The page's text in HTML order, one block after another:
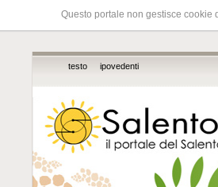
Questo portale non gestisce
testo ipovedenti